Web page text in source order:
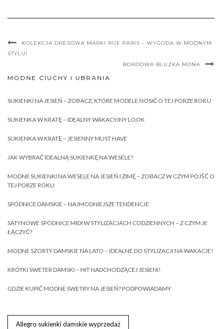
KOLEKCJA DRESOWA MARKI RUE PARIS – WYGODA W MODNYM
STYLU!
BORDOWA BLUZKA MONA
MODNE CIUCHY I UBRANIA
SUKIENKI NA JESIEŃ – ZOBACZ, KTÓRE MODELE NOSIĆ O TEJ PORZE ROKU
SUKIENKA W KRATĘ – IDEALNY WAKACYJNY LOOK
SUKIENKA W KRATĘ – JESIENNY MUST HAVE
JAK WYBRAĆ IDEALNĄ SUKIENKĘ NA WESELE?
MODNE SUKIENKI NA WESELE NA JESIEŃ I ZIMĘ – ZOBACZ W CZYM PÓJŚĆ O
TEJ PORZE ROKU
SPÓDNICE DAMSKIE – NAJMODNIEJSZE TENDENCJE
SATYNOWE SPÓDNICE MIDI W STYLIZACJACH CODZIENNYCH – Z CZYM JE
ŁĄCZYĆ?
MODNE SZORTY DAMSKIE NA LATO – IDEALNE DO STYLIZACJI NA WAKACJE!
KRÓTKI SWETER DAMSKI – HIT NADCHODZĄCEJ JESIENI!
GDZIE KUPIĆ MODNE SWETRY NA JESIEŃ? PODPOWIADAMY
Allegro sukienki damskie wyprzedaż